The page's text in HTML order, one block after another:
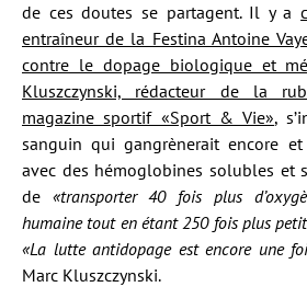
de ces doutes se partagent. Il y a
entraîneur de la Festina Antoine
contre le dopage biologique et
Kluszczynski, rédacteur de la
magazine sportif «Sport & Vie»,
sanguin qui gangrènerait encore
avec des hémoglobines solubles et
de «transporter 40 fois plus
humaine tout en étant 250 fois plus
«La lutte antidopage est encore une
Marc Kluszczynski.